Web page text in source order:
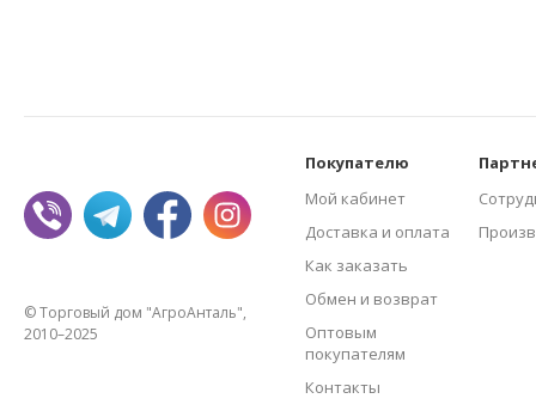
© Торговый дом "АгроАнталь",
2010–2025
Покупателю
Мой кабинет
Доставка и оплата
Как заказать
Обмен и возврат
Оптовым
покупателям
Контакты